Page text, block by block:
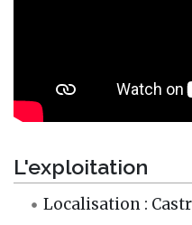
L'exploitation
Localisation :